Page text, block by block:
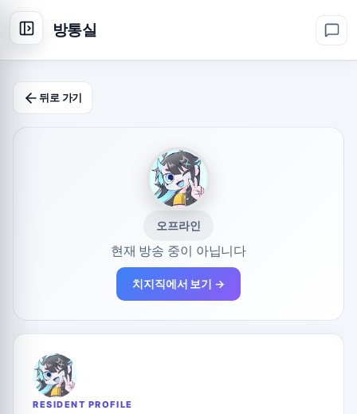
방통실
뒤로 가기
오프라인
현재 방송 중이 아닙니다
치지직에서 보기 →
RESIDENT PROFILE